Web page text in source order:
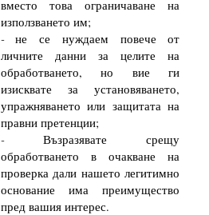
вместо това ограничаване на
използването им;
не се нуждаем повече от
личните данни за целите на
обработването, но вие ги
изисквате за установяването,
упражняването или защитата на
правни претенции;
Възразявате срещу
обработването в очакване на
проверка дали нашето легитимно
основание има преимущество
пред вашия интерес.